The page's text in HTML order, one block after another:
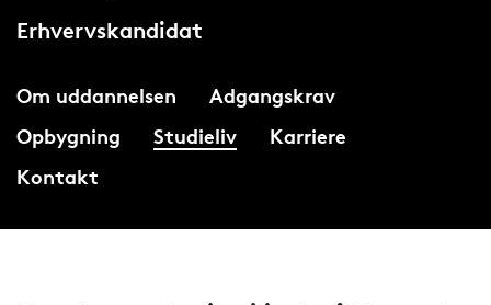
Erhvervskandidat
Om uddannelsen
Adgangskrav
Opbygning
Studieliv
Karriere
Kontakt